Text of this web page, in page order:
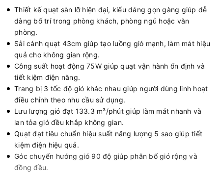
Thiết kế quạt sàn lỡ hiện đại, kiểu dáng gọn gàng giúp dễ
dàng bố trí trong phòng khách, phòng ngủ hoặc văn
phòng.
Sải cánh quạt 43cm giúp tạo luồng gió mạnh, làm mát hiệu
quả cho không gian rộng.
Công suất hoạt động 75W giúp quạt vận hành ổn định và
tiết kiệm điện năng.
Trang bị 3 tốc độ gió khác nhau giúp người dùng linh hoạt
điều chỉnh theo nhu cầu sử dụng.
Lưu lượng gió đạt 133.3 m³/phút giúp làm mát nhanh và
lan tỏa gió đều khắp không gian.
Quạt đạt tiêu chuẩn hiệu suất năng lượng 5 sao giúp tiết
kiệm điện hiệu quả.
Góc chuyển hướng gió 90 độ giúp phân bổ gió rộng và
đồng đều.